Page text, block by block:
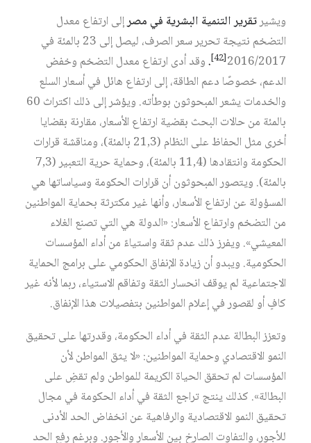
ويشيرتقريرالتنمية البشرية في مصرإلى ارتفاع معدل
التضخم نتيجة تحرير سعر الصرف، ليصل إلى 23 بالمئة في
2016/2017
[42]
.وقد أدى ارتفاع معدل التضخم وخفض
الدعم، خصوصًا دعم الطاقة، إلى ارتفاع هائل في أسعار السلع
والخدمات يشعر المبحوثون بوطأته. ويؤشر إلى ذلك اكتراث 60
بالمئة من حالات البحث بقضية ارتفاع الأسعار، مقارنة بقضايا
أخرى مثل الحفاظ على النظام (21,3 بالمئة)، ومناقشة قرارات
الحكومة وانتقادها (11,4 بالمئة)، وحماية حرية التعبير (7,3
بالمئة). ويتصور المبحوثون أن قرارات الحكومة وسياساتها هي
المسؤولة عن ارتفاع الأسعار، وأنها غير مكترثة بحماية المواطنين
من التضخم وارتفاع الأسعار: «الدولة هي التي تصنع الغلاء
المعيشي». ويفرز ذلك عدم ثقة واستياءً من أداء المؤسسات
الحكومية. ويبدو أن زيادة الإنفاق الحكومي على برامج الحماية
الاجتماعية لم يوقف انحسار الثقة وتفاقم الاستياء، ربما لأنه غير
كافٍ أو لقصور في إعلام المواطنين بتفصيلات هذا الإنفاق.
وتعزز البطالة عدم الثقة في أداء الحكومة، وقدرتها على تحقيق
النمو الاقتصادي وحماية المواطنين: «لا يثق المواطن لأن
المؤسسات لم تحقق الحياة الكريمة للمواطن ولم تقضِ على
البطالة». كذلك ينتج تراجع الثقة في أداء الحكومة في مجال
تحقيق النمو الاقتصادية والرفاهية عن انخفاض الحد الأدنى
للأجور، والتفاوت الصارخ بين الأسعار والأجور. وبرغم رفع الحد